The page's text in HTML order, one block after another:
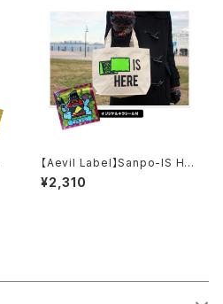
【Aevil Label】Sanpo-IS HE
RE
¥2,310